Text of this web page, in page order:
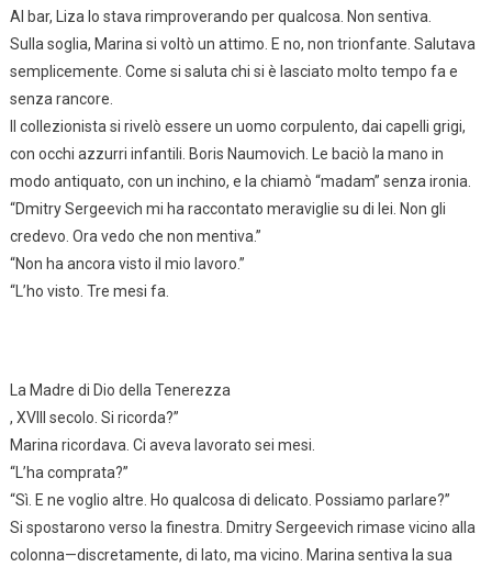
Al bar, Liza lo stava rimproverando per qualcosa. Non sentiva.
Sulla soglia, Marina si voltò un attimo. E no, non trionfante. Salutava
semplicemente. Come si saluta chi si è lasciato molto tempo fa e
senza rancore.
Il collezionista si rivelò essere un uomo corpulento, dai capelli grigi,
con occhi azzurri infantili. Boris Naumovich. Le baciò la mano in
modo antiquato, con un inchino, e la chiamò “madam” senza ironia.
“Dmitry Sergeevich mi ha raccontato meraviglie su di lei. Non gli
credevo. Ora vedo che non mentiva.”
“Non ha ancora visto il mio lavoro.”
“L’ho visto. Tre mesi fa.
La Madre di Dio della Tenerezza
, XVIII secolo. Si ricorda?”
Marina ricordava. Ci aveva lavorato sei mesi.
“L’ha comprata?”
“Sì. E ne voglio altre. Ho qualcosa di delicato. Possiamo parlare?”
Si spostarono verso la finestra. Dmitry Sergeevich rimase vicino alla
colonna—discretamente, di lato, ma vicino. Marina sentiva la sua